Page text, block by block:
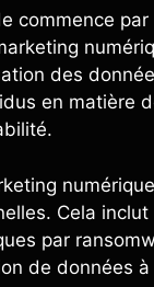
commence
des
en matière
Cela
par
de données